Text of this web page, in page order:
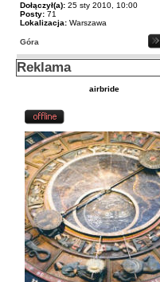
Dołączył(a): 25 sty 2010, 10:00
Posty: 71
Lokalizacja: Warszawa
Góra
Reklama
airbride